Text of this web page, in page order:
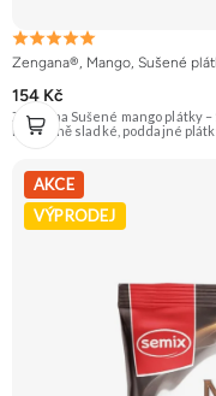
Zengana®, Mango, Sušené
154 Kč
Zengana Sušené mango plátky
Přirozeně sladké, poddajné
AKCE
VÝPRODEJ